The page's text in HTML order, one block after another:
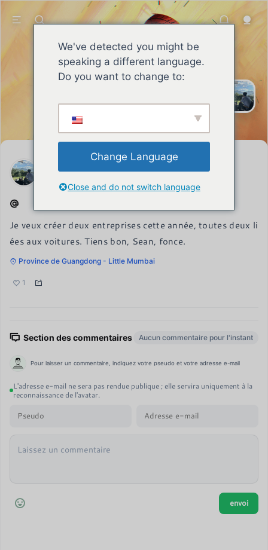
SEAN
Le sage s'efforce sans relâche de
s'améliorer, assume ses
de caractère inébranlable et d'un
esprit combatif.
Je veux créer deux entreprises cette année, toutes deux li
ées aux voitures. Tiens bon, Sean, fonce.
Province de Guangdong - Little Mumbai
1
Section des commentaires Aucun commentaire pour l'instant
Pour laisser un commentaire, indiquez votre pseudo et votre adresse e-mail
L'adresse e-mail ne sera pas rendue publique ; elle servira uniquement à la
reconnaissance de l'avatar.
We've detected you might be
speaking a different language.
Do you want to change to:
Change Language
Close and do not switch language